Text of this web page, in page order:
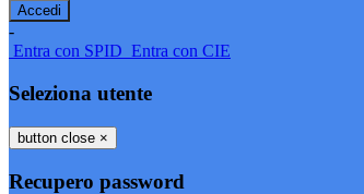
-
Entra con SPID Entra con CIE
Seleziona utente
button close ×
Recupero password